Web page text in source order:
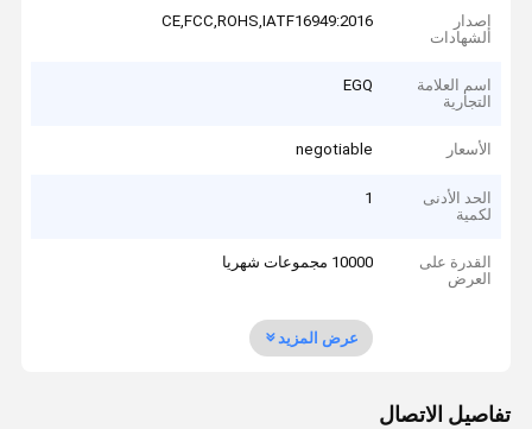
إصدار
الشهادات
CE,FCC,ROHS,IATF16949:2016
اسم العلامة
التجارية
EGQ
الأسعار negotiable
الحد الأدنى
لكمية
1
القدرة على
العرض
10000 مجموعات شهريا
عرض المزيد
تفاصيل الاتصال